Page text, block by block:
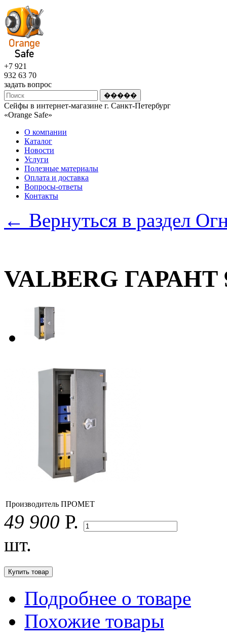
+7 921
932 63 70
задать вопрос
Сейфы в интернет-магазине г. Санкт-Петербург
«Оrange Safe»
О компании
Каталог
Новости
Услуги
Полезные материалы
Оплата и доставка
Вопросы-ответы
Контакты
← Вернуться в раздел
VALBERG ГАРАНТ
Производитель ПРОМЕТ
49 900 Р.
шт.
Подробнее о товаре
Похожие товары